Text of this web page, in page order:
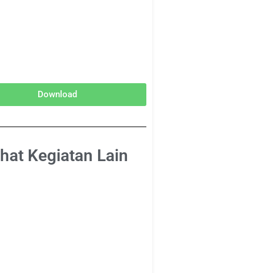
Download
Kegiatan Lain